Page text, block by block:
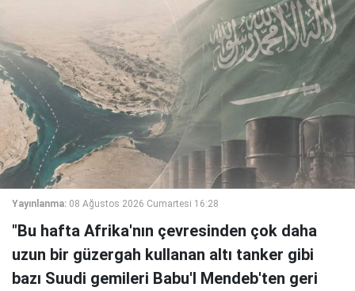
Yayınlanma: 08 Ağustos 2026 Cumartesi 16:28
"Bu hafta Afrika'nın çevresinden çok daha
uzun bir güzergah kullanan altı tanker gibi
bazı Suudi gemileri Babu'l Mendeb'ten geri